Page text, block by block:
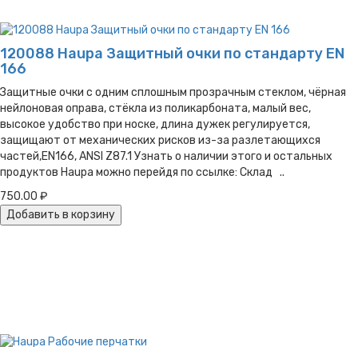
120088 Haupa Защитный очки по стандарту EN
166
Защитные очки с одним сплошным прозрачным стеклом, чёрная
нейлоновая оправа, стёкла из поликарбоната, малый вес,
высокое удобство при носке, длина дужек регулируется,
защищают от механических рисков из-за разлетающихся
частей,EN166, ANSI Z87.1 Узнать о наличии этого и остальных
продуктов Haupa можно перейдя по ссылке: Склад ..
750.00 ₽
Добавить в корзину